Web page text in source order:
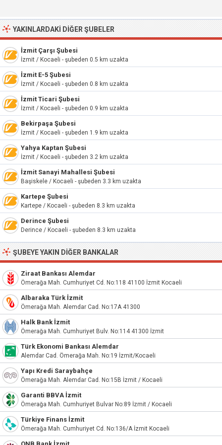
YAKINLARDAKI DIĞER ŞUBELER
İzmit Çarşı Şubesi
İzmit / Kocaeli - şubeden 0.5 km uzakta
İzmit E-5 Şubesi
İzmit / Kocaeli - şubeden 0.8 km uzakta
İzmit Ticari Şubesi
İzmit / Kocaeli - şubeden 0.9 km uzakta
Bekirpaşa Şubesi
İzmit / Kocaeli - şubeden 1.9 km uzakta
Yahya Kaptan Şubesi
İzmit / Kocaeli - şubeden 3.2 km uzakta
İzmit Sanayi Mahallesi Şubesi
Başiskele / Kocaeli - şubeden 3.3 km uzakta
Kartepe Şubesi
Kartepe / Kocaeli - şubeden 8.3 km uzakta
Derince Şubesi
Derince / Kocaeli - şubeden 8.3 km uzakta
ŞUBEYE YAKIN DIĞER BANKALAR
Ziraat Bankası Alemdar
Ömerağa Mah. Cumhuriyet Cd. No:118 41100 İzmit Kocaeli
Albaraka Türk İzmit
Ömerağa Mah. Alemdar Cad. No:17A 41300
Halk Bank İzmit
Ömerağa Mah. Cumhuriyet Bulv. No:114 41300 İzmit
Türk Ekonomi Bankası Alemdar
Alemdar Cad. Ömerağa Mah. No:19 İzmit/Kocaeli
Yapı Kredi Saraybahçe
Ömerağa Mah. Alemdar Cad. No:15B İzmit / Kocaeli
Garanti BBVA İzmit
Ömerağa Mah. Cumhuriyet Bulvar No:89 İzmit / Kocaeli
Türkiye Finans İzmit
Ömerağa Mah. Cumhuriyet Cd. No:136/A İzmit Kocaeli